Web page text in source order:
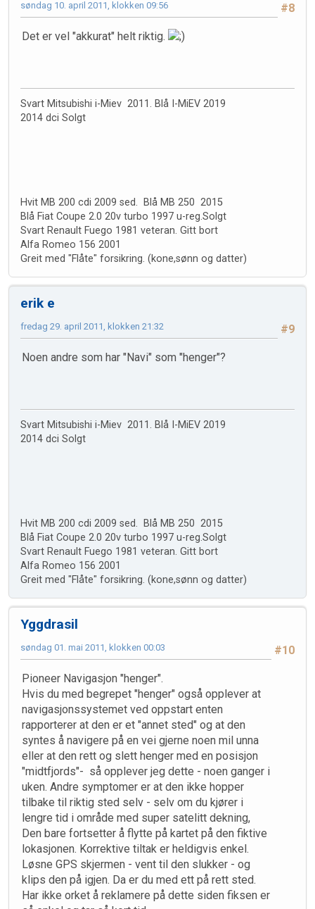
#8
søndag 10. april 2011, klokken 09:56
Det er vel "akkurat" helt riktig.
Svart Mitsubishi i-Miev 2011. Blå I-MiEV 2019
2014 dci Solgt
Hvit MB 200 cdi 2009 sed. Blå MB 250 2015
Blå Fiat Coupe 2.0 20v turbo 1997 u-reg.Solgt
Svart Renault Fuego 1981 veteran. Gitt bort
Alfa Romeo 156 2001
Greit med "Flåte" forsikring. (kone,sønn og datter)
erik e
#9
fredag 29. april 2011, klokken 21:32
Noen andre som har "Navi" som "henger"?
Svart Mitsubishi i-Miev 2011. Blå I-MiEV 2019
2014 dci Solgt
Hvit MB 200 cdi 2009 sed. Blå MB 250 2015
Blå Fiat Coupe 2.0 20v turbo 1997 u-reg.Solgt
Svart Renault Fuego 1981 veteran. Gitt bort
Alfa Romeo 156 2001
Greit med "Flåte" forsikring. (kone,sønn og datter)
Yggdrasil
#10
søndag 01. mai 2011, klokken 00:03
Pioneer Navigasjon "henger".
Hvis du med begrepet "henger" også opplever at
navigasjonssystemet ved oppstart enten
rapporterer at den er et "annet sted" og at den
syntes å navigere på en vei gjerne noen mil unna
eller at den rett og slett henger med en posisjon
"midtfjords"- så opplever jeg dette - noen ganger i
uken. Andre symptomer er at den ikke hopper
tilbake til riktig sted selv - selv om du kjører i
lengre tid i område med super satelitt dekning,
Den bare fortsetter å flytte på kartet på den fiktive
lokasjonen. Korrektive tiltak er heldigvis enkel.
Løsne GPS skjermen - vent til den slukker - og
klips den på igjen. Da er du med ett på rett sted.
Har ikke orket å reklamere på dette siden fiksen er